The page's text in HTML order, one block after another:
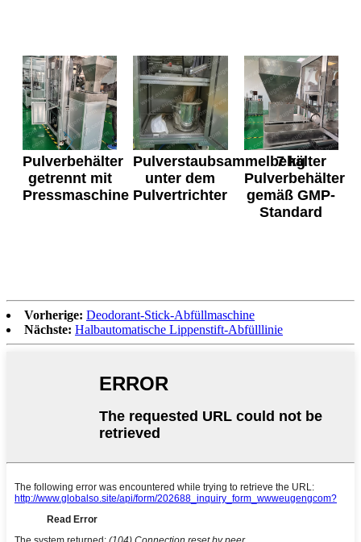
Pulverbehälter
getrennt mit
Pressmaschine
Pulverstaubsammelbehälter
unter dem
Pulvertrichter
7 kg
Pulverbehälter
gemäß GMP-
Standard
Vorherige: Deodorant-Stick-Abfüllmaschine
Nächste: Halbautomatische Lippenstift-Abfülllinie